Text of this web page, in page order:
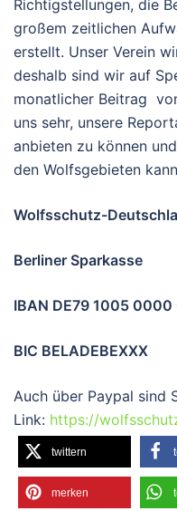
Richtigstellungen, die
großem zeitlichen
erstellt. Unser Verein
deshalb sind wir auf
monatlicher Beitrag
uns sehr, unsere
anbieten zu können
den Wolfsgebieten
Wolfsschutz-
Berliner Sparkasse
IBAN DE79 1005 0000
BIC BELADEBEXXX
Auch über Paypal sind
Link: https://
twittern
merken